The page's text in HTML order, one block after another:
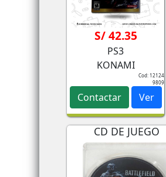
S/ 42.35
PS3
KONAMI
Cod: 12124
9809
Contactar Ver
CD DE JUEGO